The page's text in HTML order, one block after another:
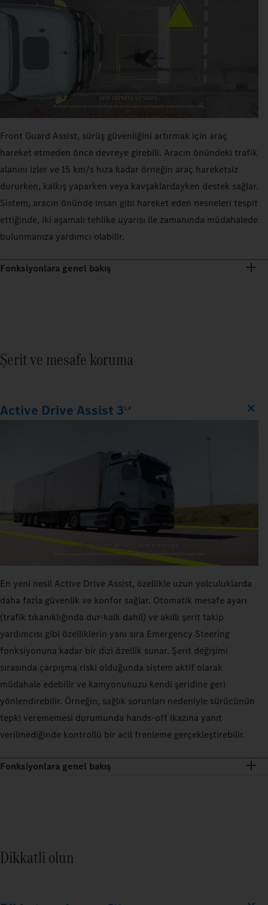
Front Guard Assist, sürüş güvenliğini artırmak için araç
hareket etmeden önce devreye girebili. Aracın önündeki trafik
alanını izler ve 15 km/s hıza kadar örneğin araç hareketsiz
dururken, kalkış yaparken veya kavşaklardayken destek sağlar.
Sistem, aracın önünde insan gibi hareket eden nesneleri tespit
ettiğinde, iki aşamalı tehlike uyarısı ile zamanında müdahalede
bulunmanıza yardımcı olabilir.
Fonksiyonlara genel bakış
Şerit ve mesafe koruma
Active Drive Assist 31,4
En yeni nesil Active Drive Assist, özellikle uzun yolculuklarda
daha fazla güvenlik ve konfor sağlar. Otomatik mesafe ayarı
(trafik tıkanıklığında dur-kalk dahil) ve akıllı şerit takip
yardımcısı gibi özelliklerin yanı sıra Emergency Steering
fonksiyonuna kadar bir dizi özellik sunar. Şerit değişimi
sırasında çarpışma riski olduğunda sistem aktif olarak
müdahale edebilir ve kamyonunuzu kendi şeridine geri
yönlendirebilir. Örneğin, sağlık sorunları nedeniyle sürücünün
tepki verememesi durumunda hands-off ikazına yanıt
verilmediğinde kontrollü bir acil frenleme gerçekleştirebilir.
Fonksiyonlara genel bakış
Dikkatli olun